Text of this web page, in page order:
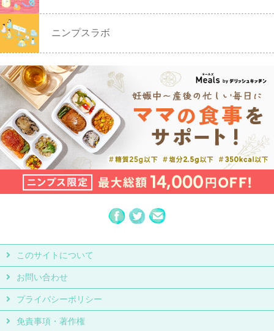
ニンプスラボ
このサイトについて
お問い合わせ
プライバシーポリシー
免責事項・著作権